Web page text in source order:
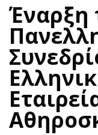
Έναρξη